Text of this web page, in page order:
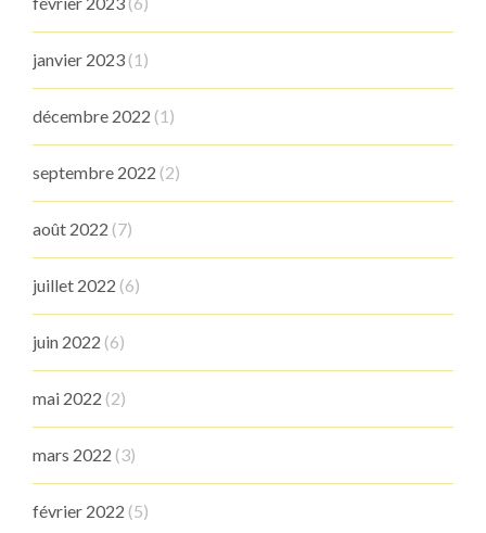
janvier 2023 (1)
décembre 2022 (1)
septembre 2022 (2)
août 2022 (7)
juillet 2022 (6)
juin 2022 (6)
mai 2022 (2)
mars 2022 (3)
février 2022 (5)